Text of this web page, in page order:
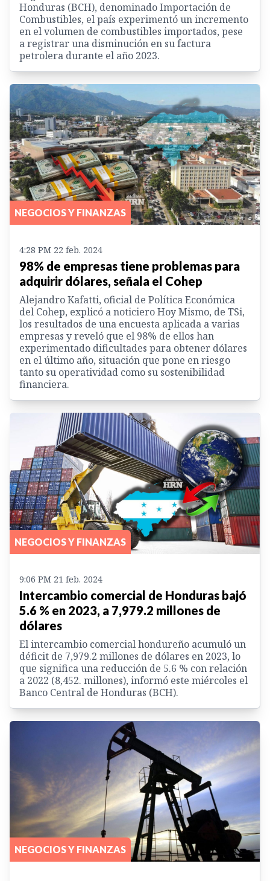
Honduras (BCH), denominado Importación de
Combustibles, el país experimentó un incremento
en el volumen de combustibles importados, pese
a registrar una disminución en su factura
petrolera durante el año 2023.
NEGOCIOS Y FINANZAS
4:28 PM 22 feb. 2024
98% de empresas tiene problemas para
adquirir dólares, señala el Cohep
Alejandro Kafatti, oficial de Política Económica
del Cohep, explicó a noticiero Hoy Mismo, de TSi,
los resultados de una encuesta aplicada a varias
empresas y reveló que el 98% de ellos han
experimentado dificultades para obtener dólares
en el último año, situación que pone en riesgo
tanto su operatividad como su sostenibilidad
financiera.
NEGOCIOS Y FINANZAS
9:06 PM 21 feb. 2024
Intercambio comercial de Honduras bajó
5.6 % en 2023, a 7,979.2 millones de
dólares
El intercambio comercial hondureño acumuló un
déficit de 7,979.2 millones de dólares en 2023, lo
que significa una reducción de 5.6 % con relación
a 2022 (8,452. millones), informó este miércoles el
Banco Central de Honduras (BCH).
NEGOCIOS Y FINANZAS